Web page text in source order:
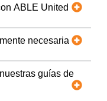
ABLE United
necesaria
guías de